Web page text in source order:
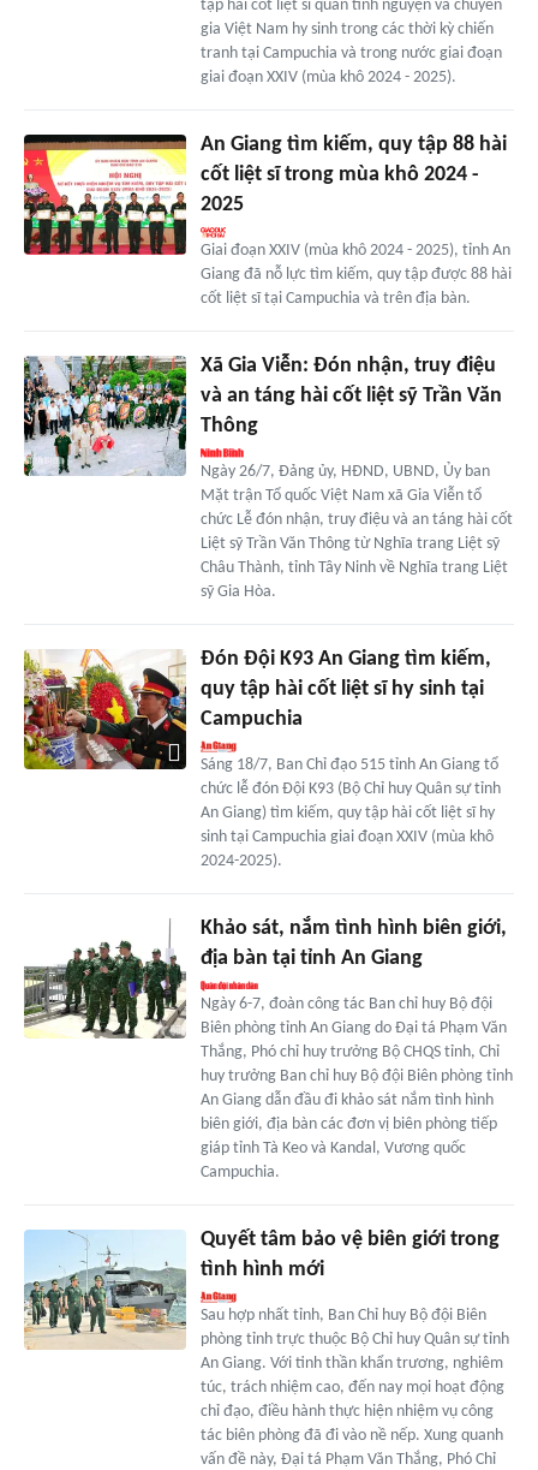
tập hài cốt liệt sĩ quân tình nguyện và chuyên
gia Việt Nam hy sinh trong các thời kỳ chiến
tranh tại Campuchia và trong nước giai đoạn
giai đoạn XXIV (mùa khô 2024 - 2025).
An Giang tìm kiếm, quy tập 88 hài
cốt liệt sĩ trong mùa khô 2024 -
2025
Giai đoạn XXIV (mùa khô 2024 - 2025), tỉnh An
Giang đã nỗ lực tìm kiếm, quy tập được 88 hài
cốt liệt sĩ tại Campuchia và trên địa bàn.
Xã Gia Viễn: Đón nhận, truy điệu
và an táng hài cốt liệt sỹ Trần Văn
Thông
Ngày 26/7, Đảng ủy, HĐND, UBND, Ủy ban
Mặt trận Tổ quốc Việt Nam xã Gia Viễn tổ
chức Lễ đón nhận, truy điệu và an táng hài cốt
Liệt sỹ Trần Văn Thông từ Nghĩa trang Liệt sỹ
Châu Thành, tỉnh Tây Ninh về Nghĩa trang Liệt
sỹ Gia Hòa.
Đón Đội K93 An Giang tìm kiếm,
quy tập hài cốt liệt sĩ hy sinh tại
Campuchia
Sáng 18/7, Ban Chỉ đạo 515 tỉnh An Giang tổ
chức lễ đón Đội K93 (Bộ Chỉ huy Quân sự tỉnh
An Giang) tìm kiếm, quy tập hài cốt liệt sĩ hy
sinh tại Campuchia giai đoạn XXIV (mùa khô
2024-2025).
Khảo sát, nắm tình hình biên giới,
địa bàn tại tỉnh An Giang
Ngày 6-7, đoàn công tác Ban chỉ huy Bộ đội
Biên phòng tỉnh An Giang do Đại tá Phạm Văn
Thắng, Phó chỉ huy trưởng Bộ CHQS tỉnh, Chỉ
huy trưởng Ban chỉ huy Bộ đội Biên phòng tỉnh
An Giang dẫn đầu đi khảo sát nắm tình hình
biên giới, địa bàn các đơn vị biên phòng tiếp
giáp tỉnh Tà Keo và Kandal, Vương quốc
Campuchia.
Quyết tâm bảo vệ biên giới trong
tình hình mới
Sau hợp nhất tỉnh, Ban Chỉ huy Bộ đội Biên
phòng tỉnh trực thuộc Bộ Chỉ huy Quân sự tỉnh
An Giang. Với tinh thần khẩn trương, nghiêm
túc, trách nhiệm cao, đến nay mọi hoạt động
chỉ đạo, điều hành thực hiện nhiệm vụ công
tác biên phòng đã đi vào nề nếp. Xung quanh
vấn đề này, Đại tá Phạm Văn Thắng, Phó Chỉ